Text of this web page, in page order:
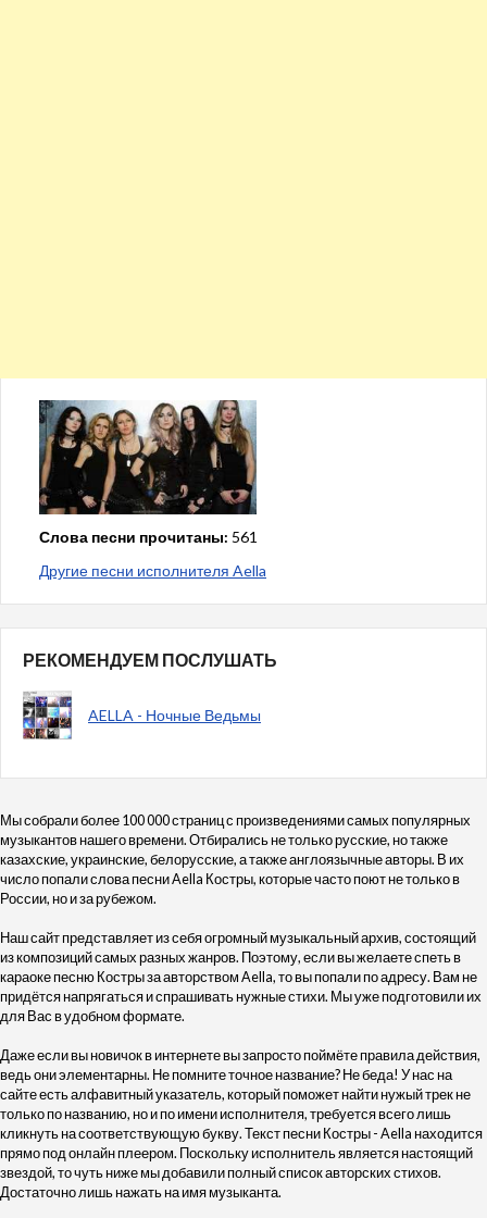
Слова песни прочитаны: 561
Другие песни исполнителя Aella
РЕКОМЕНДУЕМ ПОСЛУШАТЬ
AELLA - Ночные Ведьмы
Мы собрали более 100 000 страниц с произведениями самых популярных
музыкантов нашего времени. Отбирались не только русские, но также
казахские, украинские, белорусские, а также англоязычные авторы. В их
число попали слова песни Aella Костры, которые часто поют не только в
России, но и за рубежом.
Наш сайт представляет из себя огромный музыкальный архив, состоящий
из композиций самых разных жанров. Поэтому, если вы желаете спеть в
караоке песню Костры за авторством Aella, то вы попали по адресу. Вам не
придётся напрягаться и спрашивать нужные стихи. Мы уже подготовили их
для Вас в удобном формате.
Даже если вы новичок в интернете вы запросто поймёте правила действия,
ведь они элементарны. Не помните точное название? Не беда! У нас на
сайте есть алфавитный указатель, который поможет найти нужый трек не
только по названию, но и по имени исполнителя, требуется всего лишь
кликнуть на соответствующую букву. Текст песни Костры - Aella находится
прямо под онлайн плеером. Поскольку исполнитель является настоящий
звездой, то чуть ниже мы добавили полный список авторских стихов.
Достаточно лишь нажать на имя музыканта.